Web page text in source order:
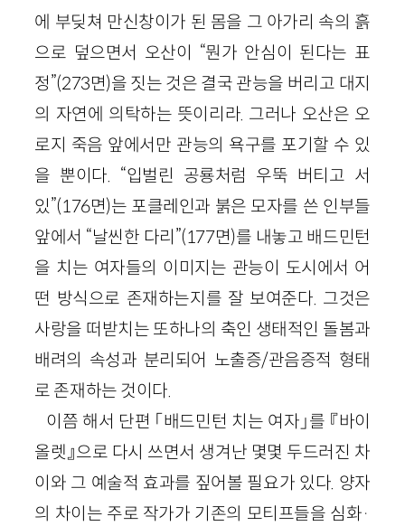
에 부딪쳐 만신창이가 된 몸을 그 아가리 속의 흙
으로 덮으면서 오산이 “뭔가 안심이 된다는 표
정”(273면)을 짓는 것은 결국 관능을 버리고 대지
의 자연에 의탁하는 뜻이리라. 그러나 오산은 오
로지 죽음 앞에서만 관능의 욕구를 포기할 수 있
을 뿐이다. “입벌린 공룡처럼 우뚝 버티고 서
있”(176면)는 포클레인과 붉은 모자를 쓴 인부들
앞에서 “날씬한 다리”(177면)를 내놓고 배드민턴
을 치는 여자들의 이미지는 관능이 도시에서 어
떤 방식으로 존재하는지를 잘 보여준다. 그것은
사랑을 떠받치는 또하나의 축인 생태적인 돌봄과
배려의 속성과 분리되어 노출증/관음증적 형태
로 존재하는 것이다.
이쯤 해서 단편 「배드민턴 치는 여자」를 『바이
올렛』으로 다시 쓰면서 생겨난 몇몇 두드러진 차
이와 그 예술적 효과를 짚어볼 필요가 있다. 양자
의 차이는 주로 작가가 기존의 모티프들을 심화·